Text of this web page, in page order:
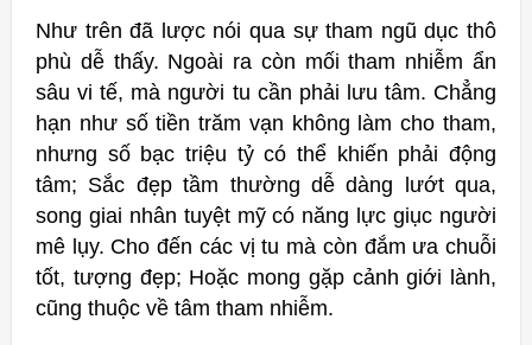
Như trên đã lược nói qua sự tham ngũ dục thô
phù dễ thấy. Ngoài ra còn mối tham nhiễm ẩn
sâu vi tế, mà người tu cần phải lưu tâm. Chẳng
hạn như số tiền trăm vạn không làm cho tham,
nhưng số bạc triệu tỷ có thể khiến phải động
tâm; Sắc đẹp tầm thường dễ dàng lướt qua,
song giai nhân tuyệt mỹ có năng lực giục người
mê lụy. Cho đến các vị tu mà còn đắm ưa chuỗi
tốt, tượng đẹp; Hoặc mong gặp cảnh giới lành,
cũng thuộc về tâm tham nhiễm.